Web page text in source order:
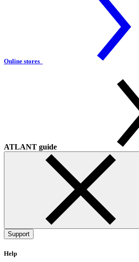
Online stores
ATLANT guide
Support
Help